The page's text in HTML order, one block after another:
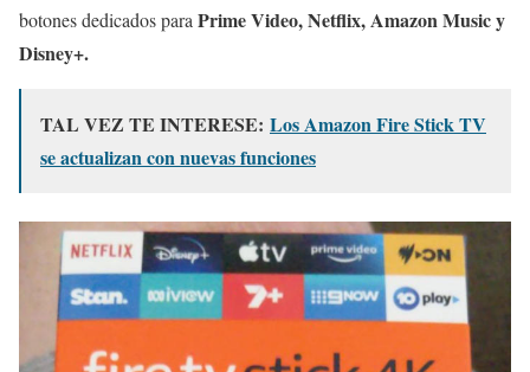
botones dedicados para Prime Video, Netflix, Amazon Music y
Disney+.
TAL VEZ TE INTERESE: Los Amazon Fire Stick TV
se actualizan con nuevas funciones